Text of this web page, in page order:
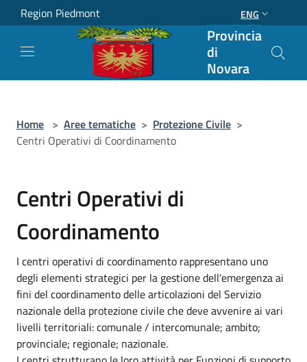
Salta al contenuto principale
Region Piedmont ENG
Provincia
di
Novara
Home > Aree tematiche > Protezione Civile >
Centri Operativi di Coordinamento
Centri Operativi di
Coordinamento
I centri operativi di coordinamento rappresentano uno
degli elementi strategici per la gestione dell'emergenza ai
fini del coordinamento delle articolazioni del Servizio
nazionale della protezione civile che deve avvenire ai vari
livelli territoriali: comunale / intercomunale; ambito;
provinciale; regionale; nazionale.